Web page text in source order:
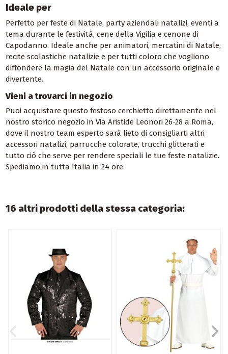
Ideale per
Perfetto per feste di Natale, party aziendali natalizi, eventi a
tema durante le festività, cene della Vigilia e cenone di
Capodanno. Ideale anche per animatori, mercatini di Natale,
recite scolastiche natalizie e per tutti coloro che vogliono
diffondere la magia del Natale con un accessorio originale e
divertente.
Vieni a trovarci in negozio
Puoi acquistare questo festoso cerchietto direttamente nel
nostro storico negozio in Via Aristide Leonori 26-28 a Roma,
dove il nostro team esperto sarà lieto di consigliarti altri
accessori natalizi, parrucche colorate, trucchi glitterati e
tutto ciò che serve per rendere speciali le tue feste natalizie.
Spediamo in tutta Italia in 24 ore.
16 altri prodotti della stessa categoria: